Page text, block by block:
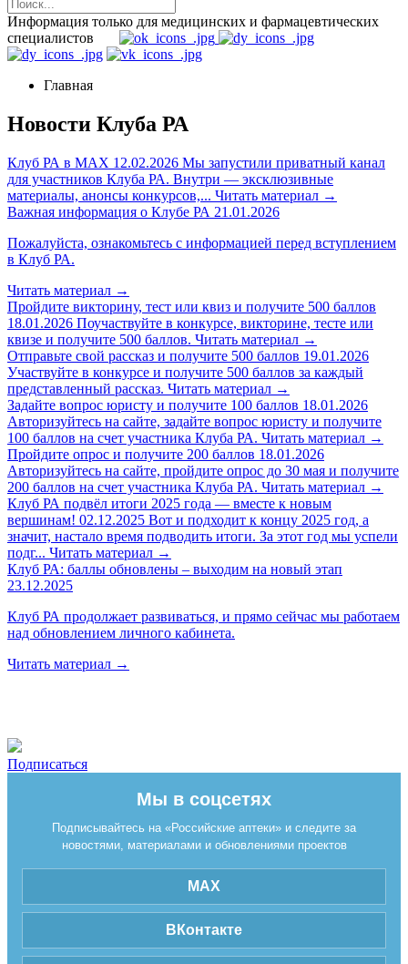
Информация только для медицинских и фармацевтических
специалистов
Главная
Новости Клуба РА
Клуб РА в MAX 12.02.2026 Мы запустили приватный канал
для участников Клуба РА. Внутри — эксклюзивные
материалы, анонсы конкурсов,... Читать материал →
Важная информация о Клубе РА 21.01.2026
Пожалуйста, ознакомьтесь с информацией перед вступлением
в Клуб РА.
Читать материал →
Пройдите викторину, тест или квиз и получите 500 баллов
18.01.2026 Поучаствуйте в конкурсе, викторине, тесте или
квизе и получите 500 баллов. Читать материал →
Отправьте свой рассказ и получите 500 баллов 19.01.2026
Участвуйте в конкурсе и получите 500 баллов за каждый
представленный рассказ. Читать материал →
Задайте вопрос юристу и получите 100 баллов 18.01.2026
Авторизуйтесь на сайте, задайте вопрос юристу и получите
100 баллов на счет участника Клуба РА. Читать материал →
Пройдите опрос и получите 200 баллов 18.01.2026
Авторизуйтесь на сайте, пройдите опрос до 30 мая и получите
200 баллов на счет участника Клуба РА. Читать материал →
Клуб РА подвёл итоги 2025 года — вместе к новым
вершинам! 02.12.2025 Вот и подходит к концу 2025 год, а
значит, настало время подводить итоги. За этот год мы успели
подг... Читать материал →
Клуб РА: баллы обновлены – выходим на новый этап
23.12.2025
Клуб РА продолжает развиваться, и прямо сейчас мы работаем
над обновлением личного кабинета.
Читать материал →
Подписаться
Мы в соцсетях
Подписывайтесь на «Российские аптеки» и следите за
новостями, материалами и обновлениями проектов
MAX
ВКонтакте